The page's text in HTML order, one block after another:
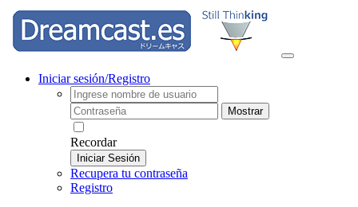
Iniciar sesión/Registro
Mostrar
Recordar
Iniciar Sesión
Recupera tu contraseña
Registro